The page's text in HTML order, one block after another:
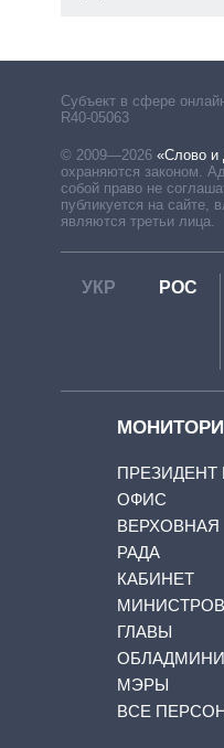
Субъект в сфере
R40-05063
© 2009—2026 «Слово и
охраняются законом.
собой право не
публикуется на сайте,
являются третьи лица.
УКР РОС
ПРЕЗИДЕНТ
ОФИС
ВЕРХОВНАЯ
РАДА
КАБИНЕТ
МИНИСТРОВ
ГЛАВЫ
МЭРЫ
ВСЕ